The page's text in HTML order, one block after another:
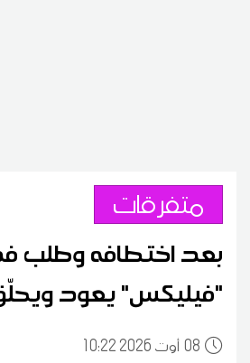
متفرقات
بعد اختطافه وطلب
"فيليكس" يعود
0810:22 2026 أوت